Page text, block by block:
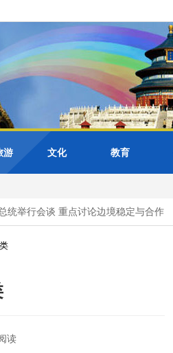
游 文化 教育
统举行会谈 重点讨论边境稳定与合作
读